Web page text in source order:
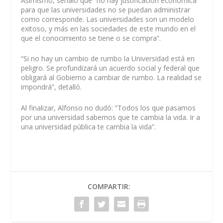
para que las universidades no se puedan administrar
como corresponde. Las universidades son un modelo
exitoso, y más en las sociedades de este mundo en el
que el conocimiento se tiene o se compra”.
“Si no hay un cambio de rumbo la Universidad está en
peligro. Se profundizará un acuerdo social y federal que
obligará al Gobierno a cambiar de rumbo. La realidad se
impondrá”, detalló.
Al finalizar, Alfonso no dudó: “Todos los que pasamos
por una universidad sabemos que te cambia la vida. Ir a
una universidad pública te cambia la vida”.
COMPARTIR: